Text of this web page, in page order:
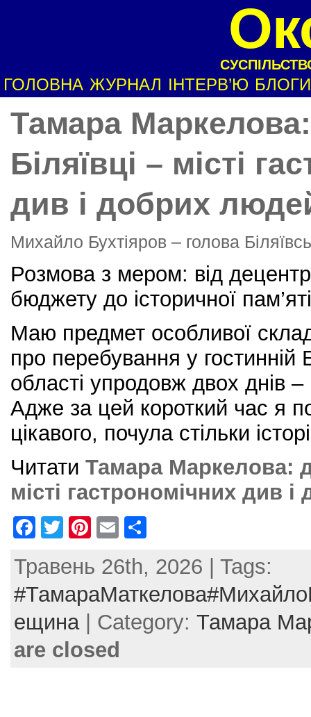
ГОЛОВНА ЖУРНАЛ ІНТЕРВ’Ю БЛОГИ
Тамара
Біляївці – місті
див і добрих
Михайло Бухтіяров – голова
Розмова з мером: від
бюджету до історичної
Маю предмет особливої
про перебування у гостинній
області упродовж двох днів
Адже за цей короткий час я
цікавого, почула стільки
Читати Тамара Маркелова:
місті гастрономічних див
F
c
e
b
o
o
T
itt
er
Pi
er
e
st
E
ai
l
ar
e
Травень 26th, 2026 | Tags:
ещина| Category: Тамара
are closed